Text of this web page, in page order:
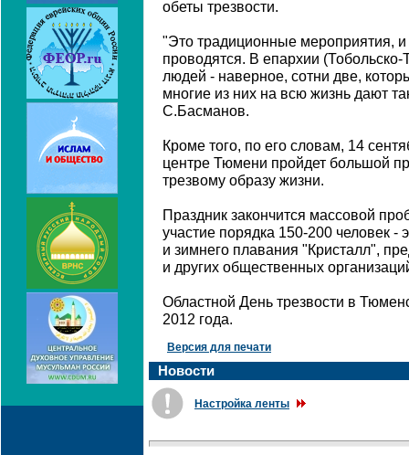
обеты трезвости.
"Это традиционные мероприятия, и
проводятся. В епархии
людей - наверное, сотни две,
многие из них на всю жизнь дают
С.Басманов.
Кроме того, по его словам, 14
центре Тюмени пройдет большой
трезвому образу жизни.
Праздник закончится массовой
участие порядка 150-200 человек -
и зимнего плавания "Кристалл",
и других общественных
Областной День трезвости в
2012 года.
Версия для печати
Новости
Настройка ленты